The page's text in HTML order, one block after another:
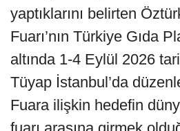
yaptıklarını belirten
Fuarı’nın Türkiye Gıda
altında 1-4 Eylül 2026
Tüyap İstanbul’da
Fuara ilişkin hedefin